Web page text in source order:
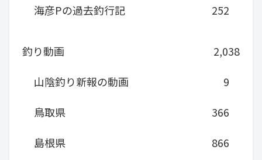
海彦Pの過去釣行記
252
釣り動画
2,038
山陰釣り新報の動画
9
鳥取県
366
島根県
866